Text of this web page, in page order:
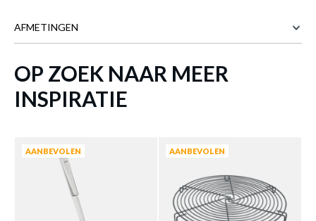
AFMETINGEN
BREEDTE 2 cm
HOOGTE
OP ZOEK NAAR MEER
INSPIRATIE
AANBEVOLEN AANBEVOLEN
Spatel PATISS Lang Inox
je winkelmandje